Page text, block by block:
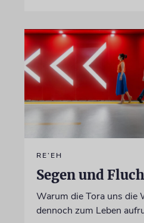
RE’EH
Segen und Fluch
Warum die Tora uns die
dennoch zum Leben